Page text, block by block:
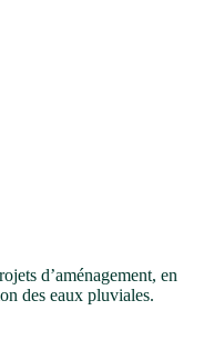
d’aménagement, en
des eaux pluviales.